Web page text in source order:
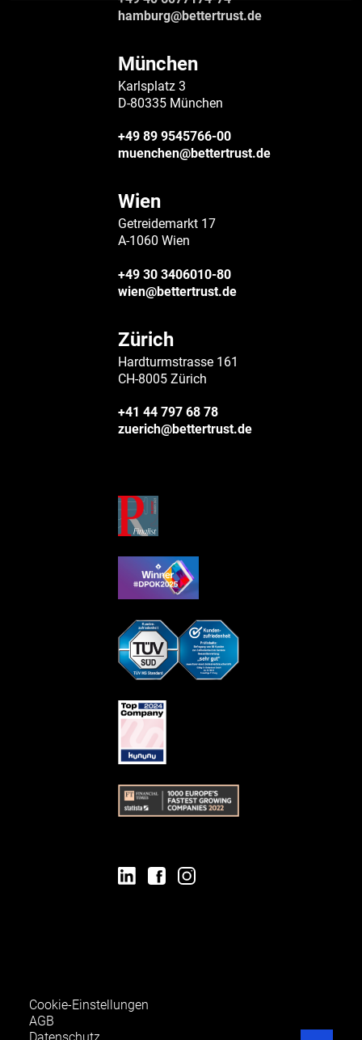
hamburg@bettertrust.de
München
Karlsplatz 3
D-80335 München
+49 89 9545766-00
muenchen@bettertrust.de
Wien
Getreidemarkt 17
A-1060 Wien
+49 30 3406010-80
wien@bettertrust.de
Zürich
Hardturmstrasse 161
CH-8005 Zürich
+41 44 797 68 78
zuerich@bettertrust.de
Cookie-Einstellungen
AGB